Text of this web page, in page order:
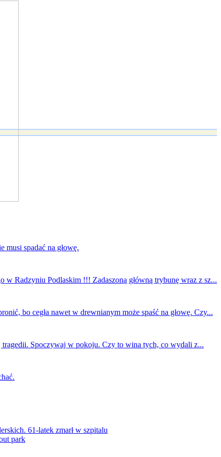
musi spadać na głowę.
w Radzyniu Podlaskim !!! Zadaszoną główną trybunę wraz z sz...
bo cegła nawet w drewnianym może spaść na głowę. Czy...
Spoczywaj w pokoju. Czy to wina tych, co wydali z...
61-latek zmarł w szpitalu
park